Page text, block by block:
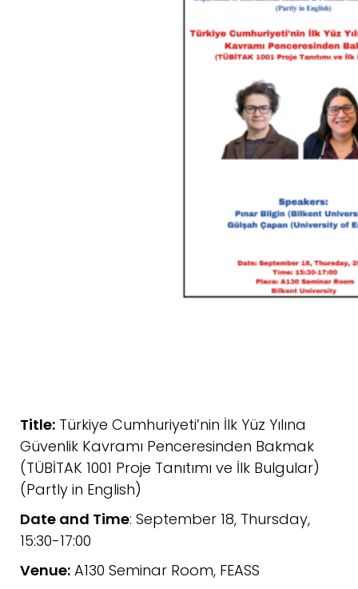
Title: Türkiye Cumhuriyeti’nin İlk Yüz Yılına
Güvenlik Kavramı Penceresinden Bakmak
(TÜBİTAK 1001 Proje Tanıtımı ve İlk Bulgular)
(Partly in English)
Date and Time: September 18, Thursday,
15:30-17:00
Venue: A130 Seminar Room, FEASS